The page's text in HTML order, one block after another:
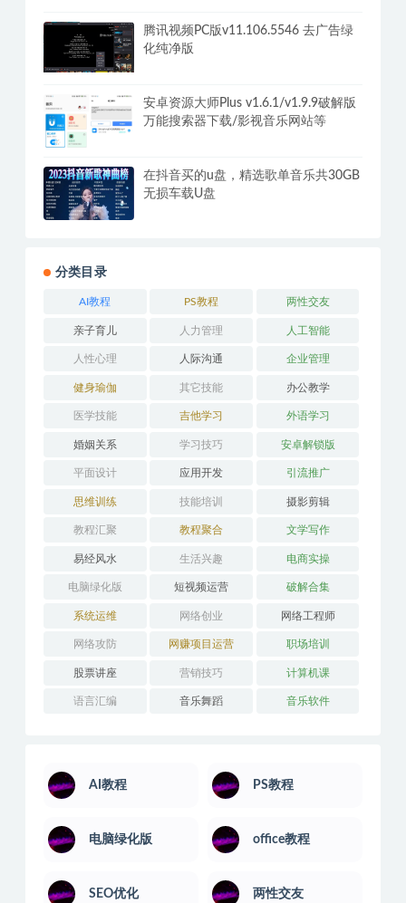
腾讯视频PC版v11.106.5546 去广告绿
化纯净版
安卓资源大师Plus v1.6.1/v1.9.9破解版
万能搜索器下载/影视音乐网站等
在抖音买的u盘，精选歌单音乐共30GB
无损车载U盘
分类目录
AI教程 PS教程 两性交友
亲子育儿 人力管理 人工智能
人性心理 人际沟通 企业管理
健身瑜伽 其它技能 办公教学
医学技能 吉他学习 外语学习
婚姻关系 学习技巧 安卓解锁版
平面设计 应用开发 引流推广
思维训练 技能培训 摄影剪辑
教程汇聚 教程聚合 文学写作
易经风水 生活兴趣 电商实操
电脑绿化版 短视频运营 破解合集
系统运维 网络创业 网络工程师
网络攻防 网赚项目运营 职场培训
股票讲座 营销技巧 计算机课
语言汇编 音乐舞蹈 音乐软件
AI教程 PS教程
电脑绿化版 office教程
SEO优化 两性交友